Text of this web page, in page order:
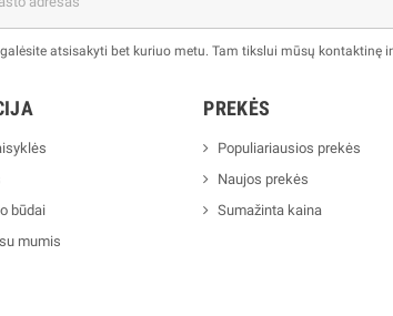
atsisakyti bet kuriuo metu. Tam tikslui mūsų kontaktinę
būdai
mumis
PREKĖS
Populiariausios prekės
Naujos prekės
Sumažinta kaina